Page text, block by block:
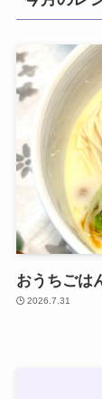
おうちごは
2026.7.31